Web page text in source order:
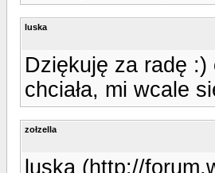
luska
Dziękuję za radę
chciała, mi wcale
zołzella
luska (http://